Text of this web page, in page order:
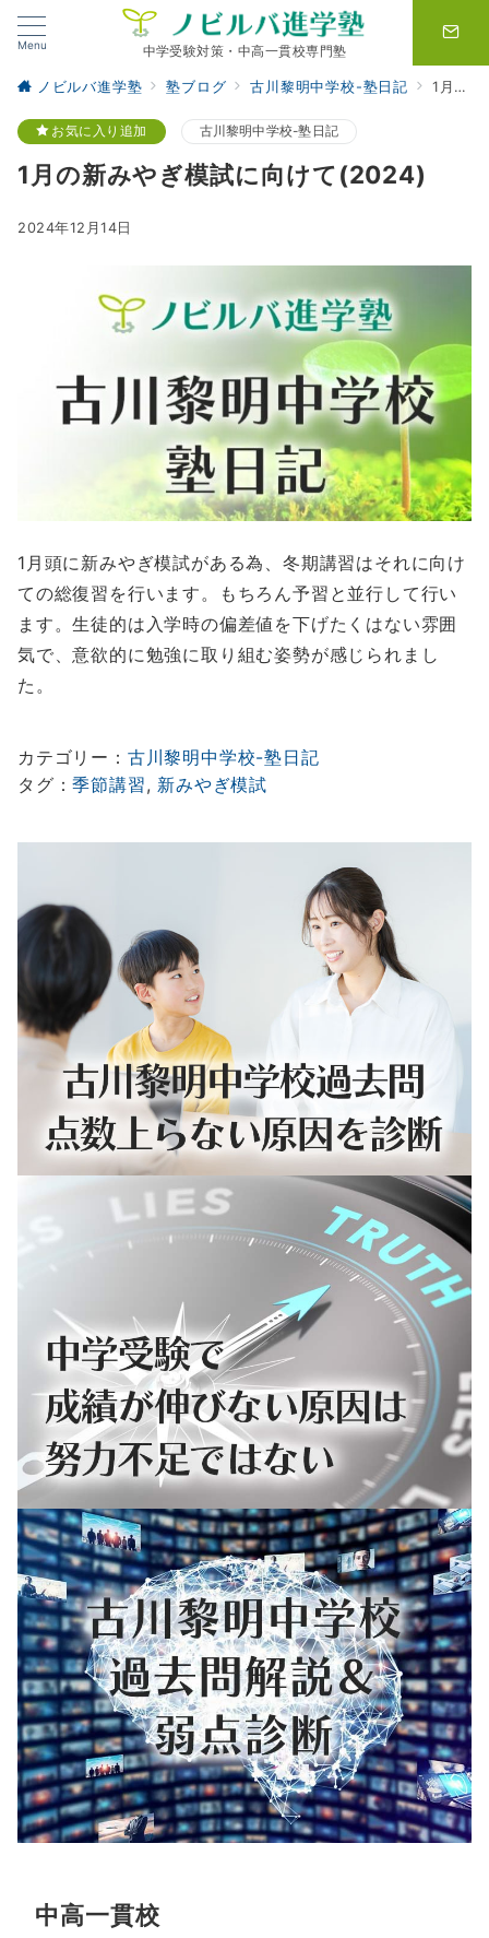
Menu 中学受験対策・中高一貫校専門塾
ノビルバ進学塾 塾ブログ 古川黎明中学校-塾日記 1月の新みやぎ模試に向けて(2024)
お気に入り追加 古川黎明中学校-塾日記
1月の新みやぎ模試に向けて(2024)
2024年12月14日
1月頭に新みやぎ模試がある為、冬期講習はそれに向け
ての総復習を行います。もちろん予習と並行して行い
ます。生徒的は入学時の偏差値を下げたくはない雰囲
気で、意欲的に勉強に取り組む姿勢が感じられまし
た。
カテゴリー： 古川黎明中学校-塾日記
タグ：季節講習, 新みやぎ模試
中高一貫校